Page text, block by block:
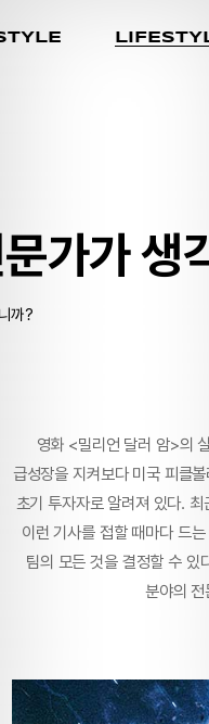
가가 생
까?
영화 <밀리언 달러 암>의
급성장을 지켜보다 미국 피클
초기 투자자로 알려져 있다.
이런 기사를 접할 때마다 드
팀의 모든 것을 결정할 수 있
분야의